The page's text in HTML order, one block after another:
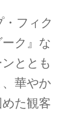
フィク
ク』な
ととも
華やか
た観客